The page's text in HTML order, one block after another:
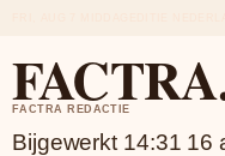
FACTRA REDACTIE
Bijgewerkt 14:31 16